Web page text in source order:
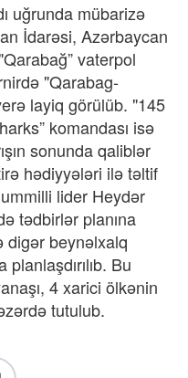
uğrunda mübarizə
İdarəsi, Azərbaycan
vaterpol
"Qarabag-
layiq görülüb. "145
komandası isə
sonunda qaliblər
hədiyyələri ilə təltif
lider Heydər
tədbirlər planına
digər beynəlxalq
Bu
4 xarici ölkənin
tutulub.